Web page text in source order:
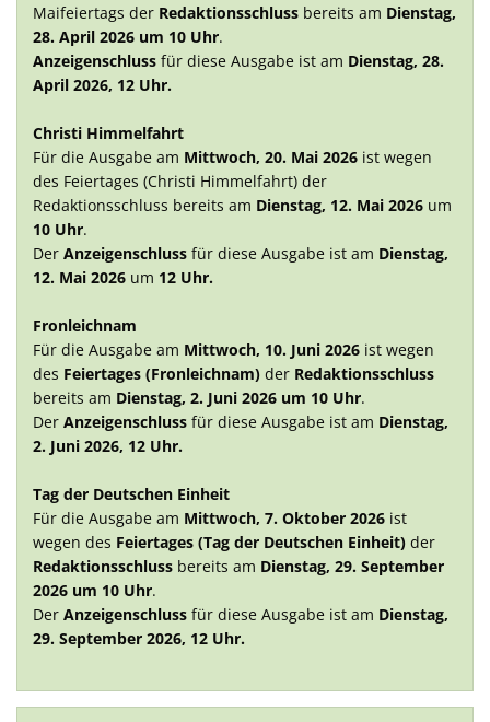
Maifeiertags der Redaktionsschluss bereits am Dienstag,
28. April 2026 um 10 Uhr.
Anzeigenschluss für diese Ausgabe ist am Dienstag, 28.
April 2026, 12 Uhr.
Christi Himmelfahrt
Für die Ausgabe am Mittwoch, 20. Mai 2026 ist wegen
des Feiertages (Christi Himmelfahrt) der
Redaktionsschluss bereits am Dienstag, 12. Mai 2026 um
10 Uhr.
Der Anzeigenschluss für diese Ausgabe ist am Dienstag,
12. Mai 2026 um 12 Uhr.
Fronleichnam
Für die Ausgabe am Mittwoch, 10. Juni 2026 ist wegen
des Feiertages (Fronleichnam) der Redaktionsschluss
bereits am Dienstag, 2. Juni 2026 um 10 Uhr.
Der Anzeigenschluss für diese Ausgabe ist am Dienstag,
2. Juni 2026, 12 Uhr.
Tag der Deutschen Einheit
Für die Ausgabe am Mittwoch, 7. Oktober 2026 ist
wegen des Feiertages (Tag der Deutschen Einheit) der
Redaktionsschluss bereits am Dienstag, 29. September
2026 um 10 Uhr.
Der Anzeigenschluss für diese Ausgabe ist am Dienstag,
29. September 2026, 12 Uhr.